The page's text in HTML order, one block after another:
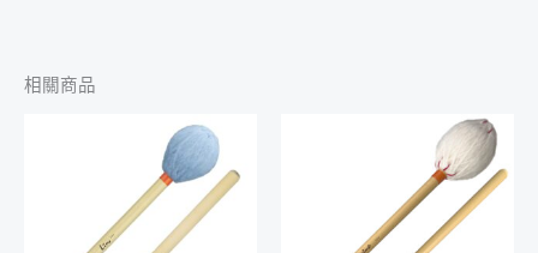
相關商品